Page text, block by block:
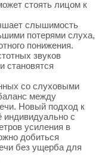
стоять лицом к
слышимость
потерями слуха,
понижения.
звуков
становятся
со слуховыми
между
Новый подход к
индивидуально с
усиления в
добиться
без ущерба для